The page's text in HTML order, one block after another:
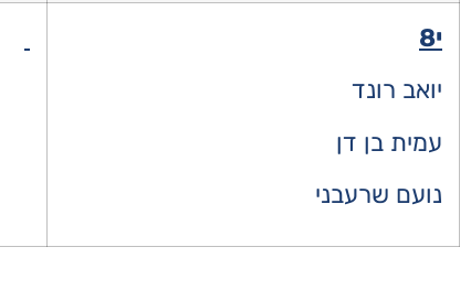
י8
יואב רונד
עמית בן דן
נועם שרעבני